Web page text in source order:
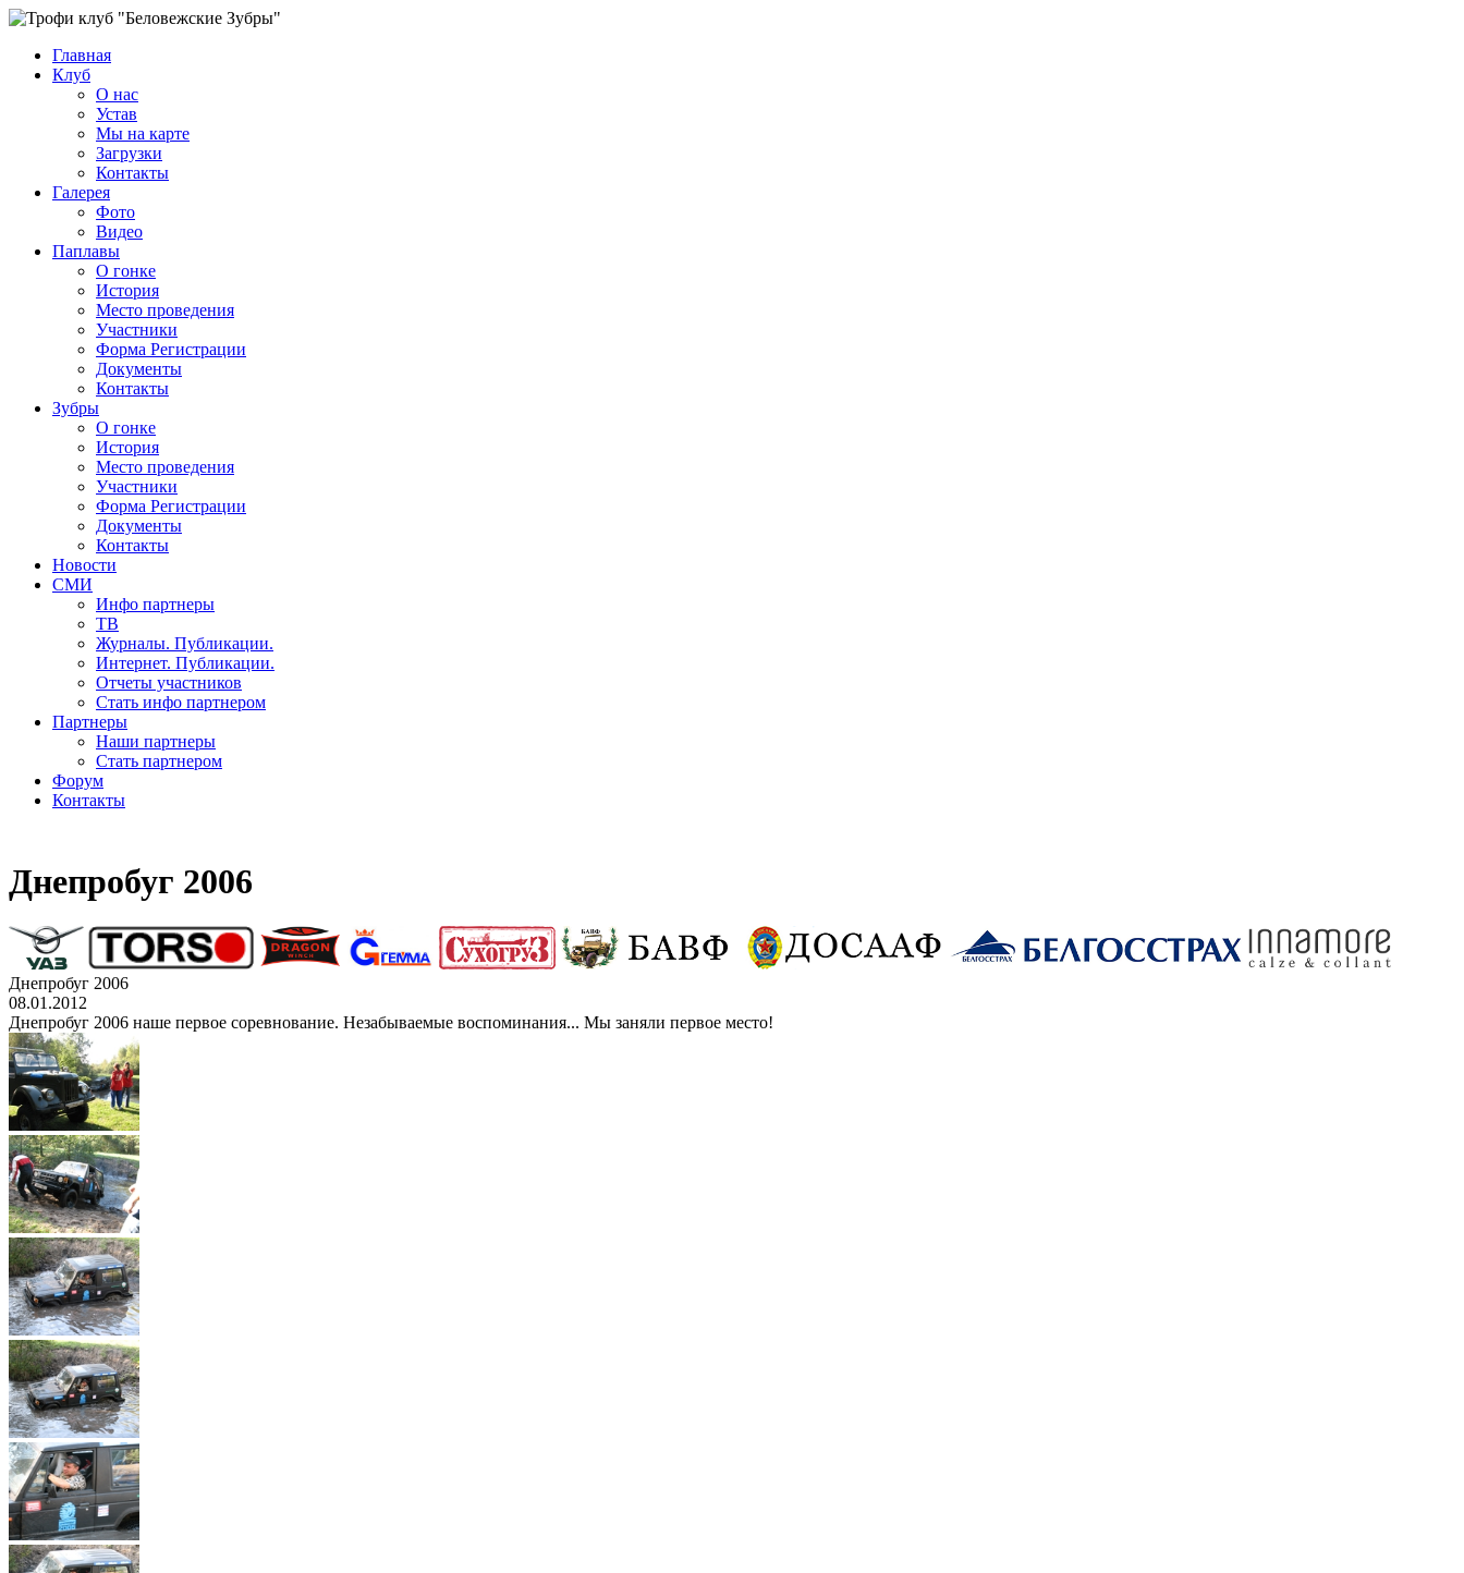
Главная
Клуб
О нас
Устав
Мы на карте
Загрузки
Контакты
Галерея
Фото
Видео
Паплавы
О гонке
История
Место проведения
Участники
Форма Регистрации
Документы
Контакты
Зубры
О гонке
История
Место проведения
Участники
Форма Регистрации
Документы
Контакты
Новости
СМИ
Инфо партнеры
ТВ
Журналы. Публикации.
Интернет. Публикации.
Отчеты участников
Стать инфо партнером
Партнеры
Наши партнеры
Стать партнером
Форум
Контакты
Днепробуг 2006
Днепробуг 2006
08.01.2012
Днепробуг 2006 наше первое соревнование. Незабываемые воспоминания... Мы заняли первое место!